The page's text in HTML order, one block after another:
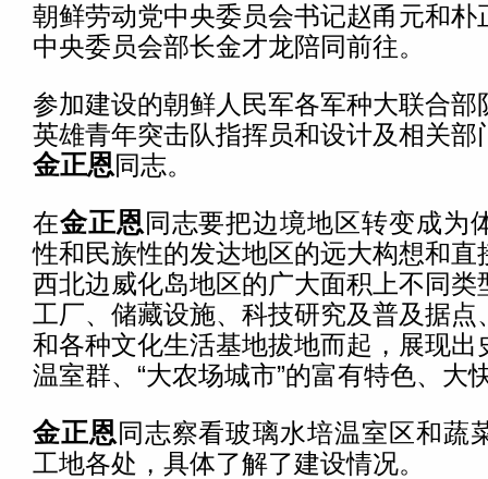
朝鲜劳动党中央委员会书记赵甬元和朴
中央委员会部长金才龙陪同前往。
参加建设的朝鲜人民军各军种大联合部
英雄青年突击队指挥员和设计及相关部
金正恩同志。
在金正恩同志要把边境地区转变成为
性和民族性的发达地区的远大构想和直
西北边威化岛地区的广大面积上不同类
工厂、储藏设施、科技研究及普及据点
和各种文化生活基地拔地而起，展现出
温室群、“大农场城市”的富有特色、大
金正恩同志察看玻璃水培温室区和蔬
工地各处，具体了解了建设情况。